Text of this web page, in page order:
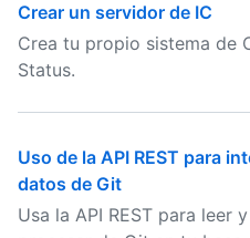
Crear un servidor de IC
Crea tu propio sistema de
Status.
Uso de la API REST para
datos de Git
Usa la API REST para leer